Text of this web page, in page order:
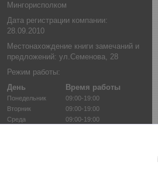
Мингорисполком
Дата регистрации компании:
28.09.2010
Местонахождение книги замечаний и
предложений: ул.Семенова, 28
Режим работы:
День
Время работы
Понедельник
09:00-19:00
Вторник
09:00-19:00
Среда
09:00-19:00